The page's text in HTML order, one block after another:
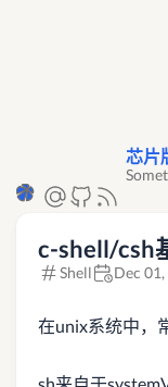
芯片
c-shell/csh
Shell Dec
在unix系统中，